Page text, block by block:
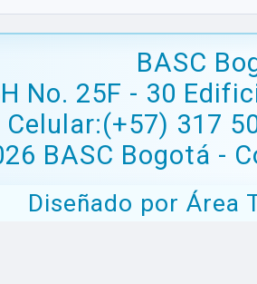
BASC
No. 25F - 30
Celular:(+57) 317
BASC Bogotá -
Diseñado por Área